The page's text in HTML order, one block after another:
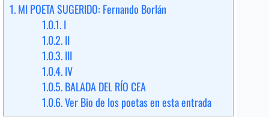
1.MI POETA SUGERIDO: Fernando Borlán
1.0.1.I
1.0.2.II
1.0.3.III
1.0.4.IV
1.0.5.BALADA DEL RÍO CEA
1.0.6.Ver Bio de los poetas en esta entrada